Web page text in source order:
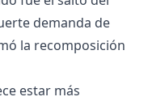
demanda de
la recomposición
estar más